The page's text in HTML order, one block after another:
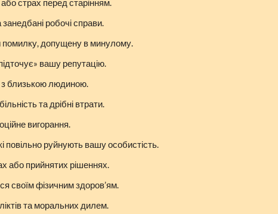
страх перед старінням.
робочі справи.
помилку, допущену в минулому.
вашу репутацію.
з близькою людиною.
та дрібні втрати.
вигорання.
повільно руйнують вашу особистість.
або прийнятих рішеннях.
своїм фізичним здоров’ям.
та моральних дилем.